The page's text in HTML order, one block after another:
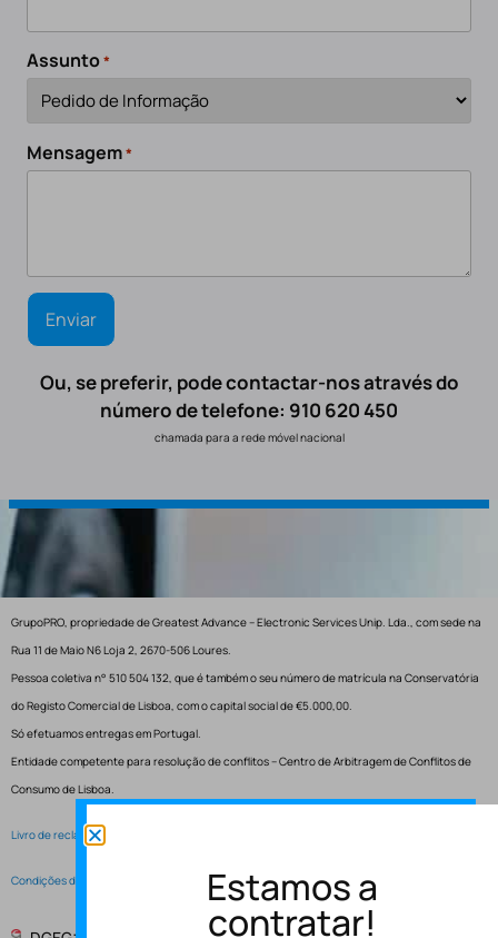
Assunto*
Mensagem*
Ou, se preferir, pode contactar-nos através do
número de telefone: 910 620 450
chamada para a rede móvel nacional
GrupoPRO, propriedade de Greatest Advance – Electronic Services Unip. Lda., com sede na
Rua 11 de Maio N6 Loja 2, 2670-506 Loures.
Pessoa coletiva n° 510 504 132, que é também o seu número de matrícula na Conservatória
do Registo Comercial de Lisboa, com o capital social de €5.000,00.
Só efetuamos entregas em Portugal.
Entidade competente para resolução de conflitos – Centro de Arbitragem de Conflitos de
Consumo de Lisboa.
Livro de reclamações electrónico
Condições de Serviço Estamos a
contratar!